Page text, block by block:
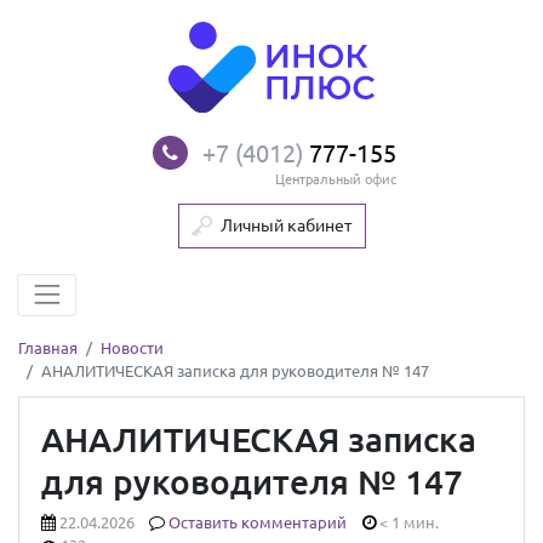
+7 (4012) 777-155
Центральный офис
Личный кабинет
Главная
Новости
АНАЛИТИЧЕСКАЯ записка для руководителя № 147
АНАЛИТИЧЕСКАЯ записка
для руководителя № 147
22.04.2026 Оставить комментарий
< 1 мин.